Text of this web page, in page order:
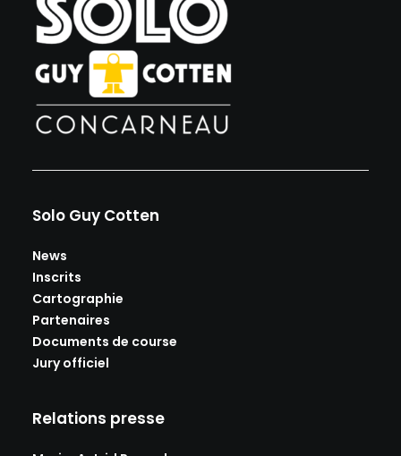
Solo Guy Cotten
News
Inscrits
Cartographie
Partenaires
Documents de course
Jury officiel
Relations presse